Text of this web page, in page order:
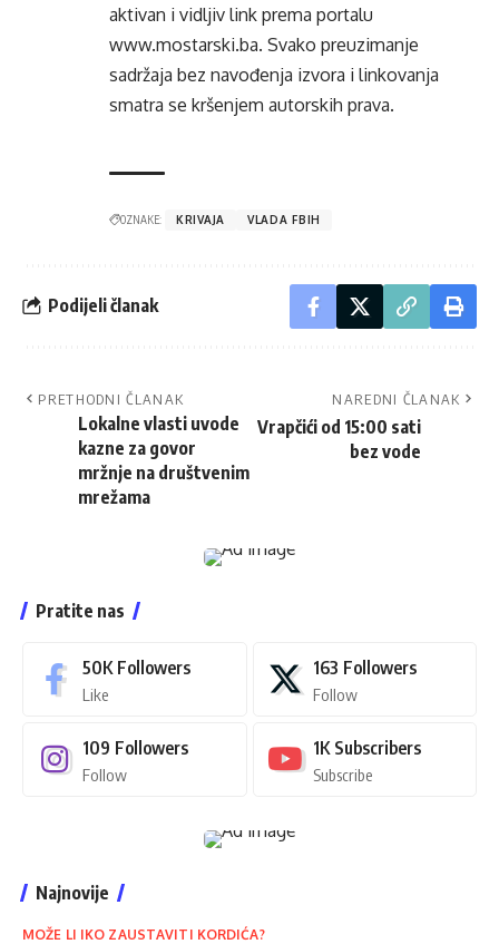
aktivan i vidljiv link prema portalu
www.mostarski.ba. Svako preuzimanje
sadržaja bez navođenja izvora i linkovanja
smatra se kršenjem autorskih prava.
OZNAKE: KRIVAJA VLADA FBIH
Podijeli članak
PRETHODNI ČLANAK
Lokalne vlasti uvode
kazne za govor
mržnje na društvenim
mrežama
NAREDNI ČLANAK
Vrapčići od 15:00 sati
bez vode
Pratite nas
50K Followers
Like
163 Followers
Follow
109 Followers
Follow
1K Subscribers
Subscribe
Najnovije
MOŽE LI IKO ZAUSTAVITI KORDIĆA?